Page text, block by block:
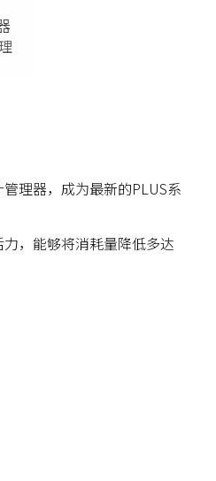
理器，成为最新的PLUS系
，能够将消耗量降低多达